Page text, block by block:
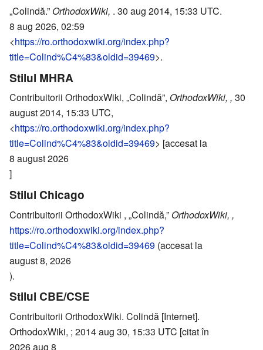
„Colindă.” OrthodoxWiki, . 30 aug 2014, 15:33 UTC.
8 aug 2026, 02:59
<https://ro.orthodoxwiki.org/index.php?
title=Colind%C4%83&oldid=39469>.
Stilul MHRA
Contribuitorii OrthodoxWiki, „Colindă”, OrthodoxWiki, , 30
august 2014, 15:33 UTC,
<https://ro.orthodoxwiki.org/index.php?
title=Colind%C4%83&oldid=39469> [accesat la
8 august 2026
]
Stilul Chicago
Contribuitorii OrthodoxWiki , „Colindă,” OrthodoxWiki, ,
https://ro.orthodoxwiki.org/index.php?
title=Colind%C4%83&oldid=39469 (accesat la
august 8, 2026
).
Stilul CBE/CSE
Contribuitorii OrthodoxWiki. Colindă [Internet].
OrthodoxWiki, ; 2014 aug 30, 15:33 UTC [citat în
2026 aug 8